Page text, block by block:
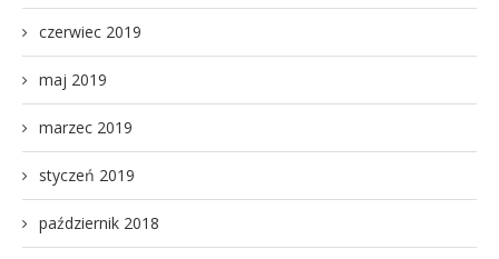
czerwiec 2019
maj 2019
marzec 2019
styczeń 2019
październik 2018